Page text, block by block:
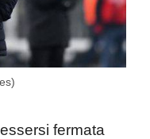
fermata